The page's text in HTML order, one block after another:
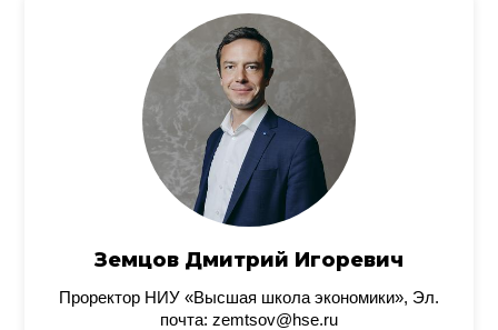
Земцов Дмитрий Игоревич
Проректор НИУ «Высшая школа экономики», Эл.
почта: zemtsov@hse.ru